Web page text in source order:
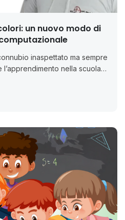
un nuovo modo di
inaspettato ma sempre
nella scuola